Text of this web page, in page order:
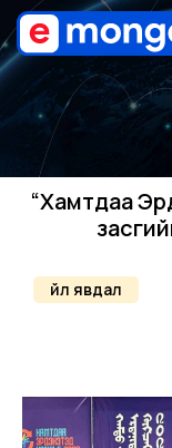
“Хамтдаа
Үйл явдал